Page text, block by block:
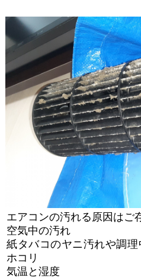
エアコンの汚れる原因はご
空気中の汚れ
紙タバコのヤニ汚れや調
ホコリ
気温と湿度